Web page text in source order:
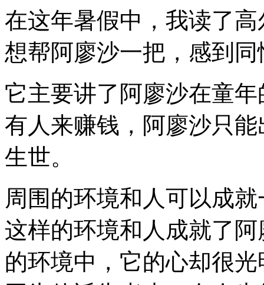
在这年暑假中，我读了
想帮阿廖沙一把，感到同
它主要讲了阿廖沙在童
有人来赚钱，阿廖沙只
生世。
周围的环境和人可以成
这样的环境和人成就了
的环境中，它的心却很